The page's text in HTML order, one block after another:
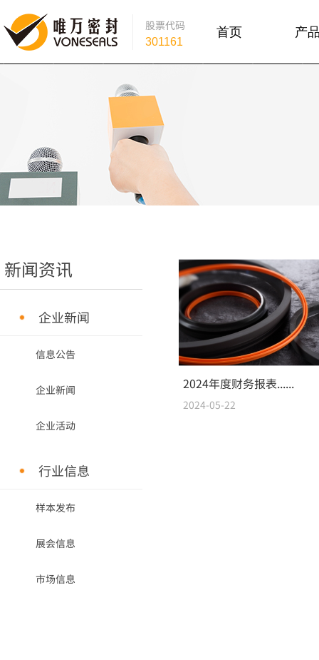
股票代码
301161
首页 产
2024年度财务报表......
2024-05-22
新闻资讯
企业新闻
信息公告
企业新闻
企业活动
行业信息
样本发布
展会信息
市场信息